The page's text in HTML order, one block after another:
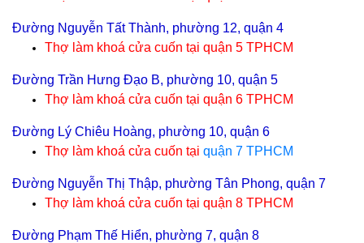
Đường Nguyễn Tất Thành, phường 12, quận 4
Thợ làm khoá cửa cuốn tại quận 5 TPHCM
Đường Trần Hưng Đạo B, phường 10, quận 5
Thợ làm khoá cửa cuốn tại quận 6 TPHCM
Đường Lý Chiêu Hoàng, phường 10, quận 6
Thợ làm khoá cửa cuốn tại quận 7 TPHCM
Đường Nguyễn Thị Thập, phường Tân Phong, quận 7
Thợ làm khoá cửa cuốn tại quận 8 TPHCM
Đường Phạm Thế Hiển, phường 7, quận 8